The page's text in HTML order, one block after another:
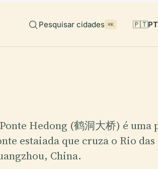
Pesquisar cidades ⌘K 🇵🇹PT
Hedong (鹤洞大桥) é uma
estaiada que cruza o Rio
China.